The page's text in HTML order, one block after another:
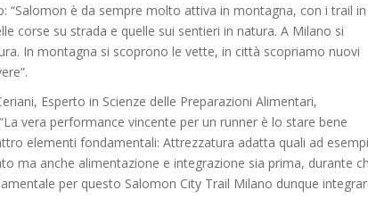
“Salomon è da sempre molto attiva in montagna, con i trail in
corse su strada e quelle sui sentieri in natura. A Milano si
In montagna si scoprono le vette, in città scopriamo nuovi
Esperto in Scienze delle Preparazioni Alimentari,
vera performance vincente per un runner è lo stare bene
elementi fondamentali: Attrezzatura adatta quali ad
ma anche alimentazione e integrazione sia prima, durante
per questo Salomon City Trail Milano dunque